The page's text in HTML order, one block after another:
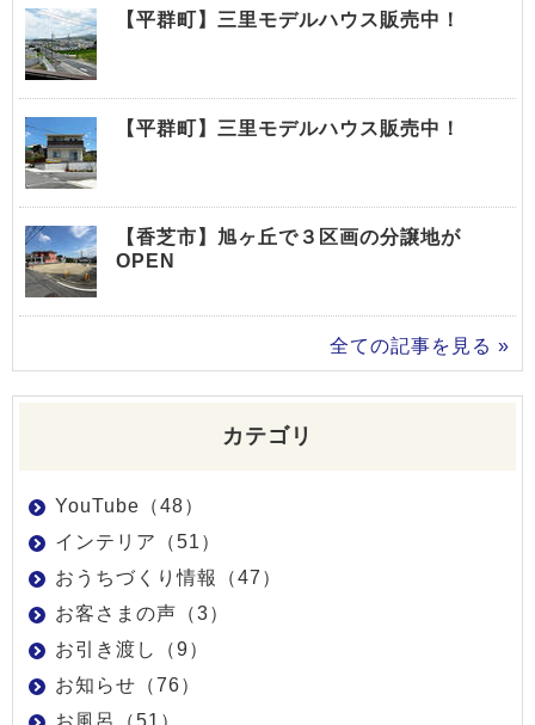
【平群町】三里モデルハウス販売中！
【平群町】三里モデルハウス販売中！
【香芝市】旭ヶ丘で３区画の分譲地が
OPEN
全ての記事を見る »
カテゴリ
YouTube（48）
インテリア（51）
おうちづくり情報（47）
お客さまの声（3）
お引き渡し（9）
お知らせ（76）
お風呂（51）